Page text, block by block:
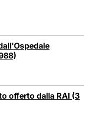
offerto dalla RAI (3